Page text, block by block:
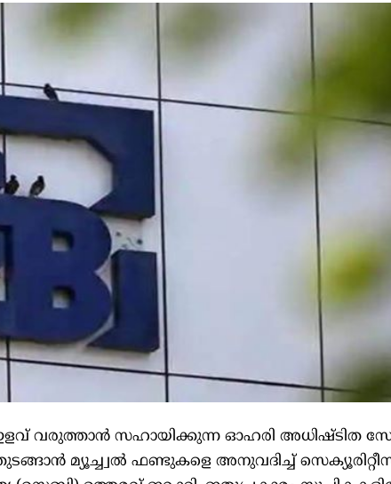
വരുത്താന്‍ സഹായിക്കുന്ന ഓഹരി അധിഷ്ടിത
മ്യൂച്ച്വല്‍ ഫണ്ടുകളെ അനുവദിച്ച്